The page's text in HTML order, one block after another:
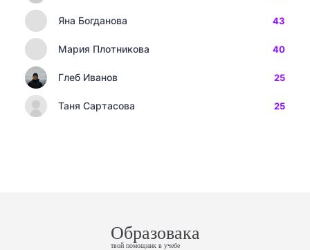
Яна Богданова 43
Мария Плотникова 40
Глеб Иванов 25
Таня Сартасова 25
Образовака
твой помощник в учебе